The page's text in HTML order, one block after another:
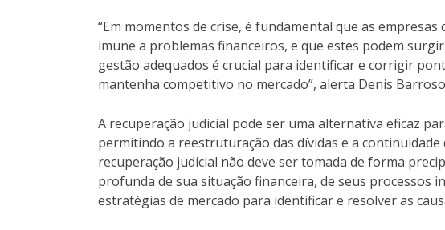
“Em momentos de crise, é fundamental que as
imune a problemas financeiros, e que estes podem
gestão adequados é crucial para identificar e corrigir
mantenha competitivo no mercado”, alerta Denis
A recuperação judicial pode ser uma alternativa eficaz
permitindo a reestruturação das dívidas e a
recuperação judicial não deve ser tomada de forma
profunda de sua situação financeira, de seus processos
estratégias de mercado para identificar e resolver as